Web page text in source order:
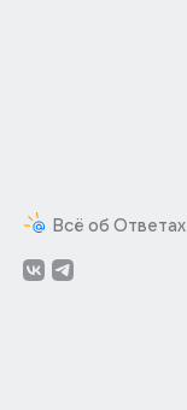
Всё об Ответах